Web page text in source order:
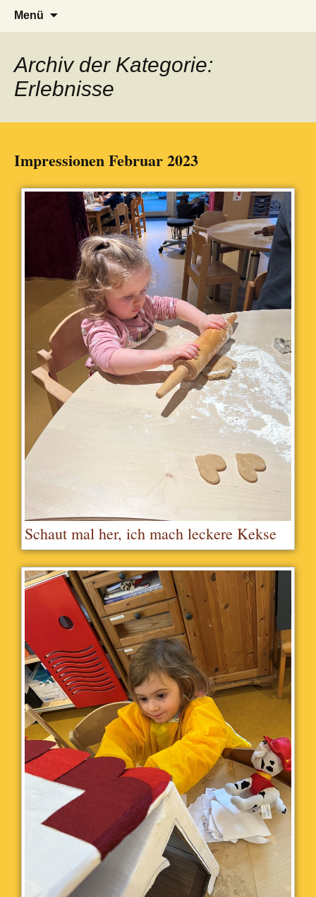
Städtische integrative
Kindertageseinrichtung Fürberg
e.V.
Menü
Archiv der Kategorie:
Erlebnisse
Impressionen Februar 2023
Schaut mal her, ich mach leckere Kekse